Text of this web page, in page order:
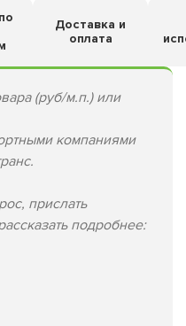
Доставка и
оплата
(руб/м.п.) или
компаниями
прислать
подробнее: